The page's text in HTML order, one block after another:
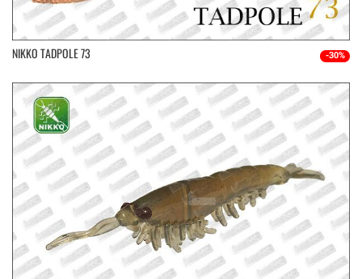
NIKKO TADPOLE 73 -30%